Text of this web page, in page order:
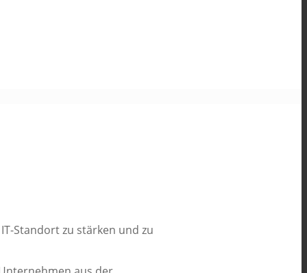
Standort zu stärken und zu